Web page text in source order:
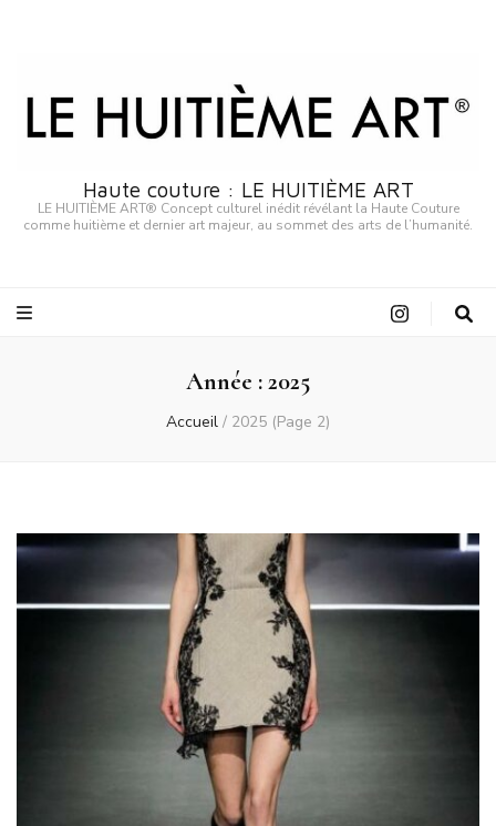
Haute couture : LE HUITIÈME ART
LE HUITIÈME ART® Concept culturel inédit révélant la Haute Couture
comme huitième et dernier art majeur, au sommet des arts de l’humanité.
Année :2025
Accueil / 2025 (Page 2)